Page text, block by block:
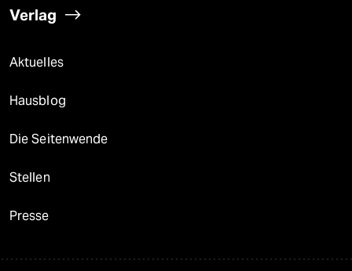
Verlag
Aktuelles
Hausblog
Die Seitenwende
Stellen
Presse